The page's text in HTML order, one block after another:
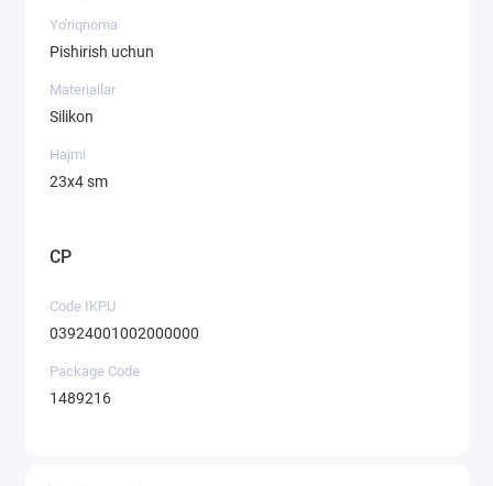
Yo'riqnoma
Pishirish uchun
Materiallar
Silikon
Hajmi
23х4 sm
CP
Code IKPU
03924001002000000
Package Code
1489216